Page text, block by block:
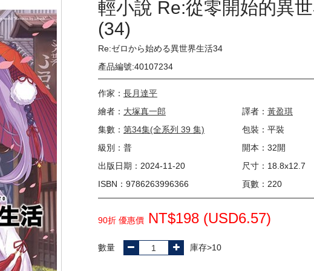
輕小說 Re:從零開始的異
(34)
Re:ゼロから始める異世界生活34
產品編號:40107234
作家： 長月達平
繪者： 大塚真一郎 譯者： 黃盈琪
集數： 第34集(全系列 39 集)
包裝：平裝
級別：普
開本：32開
出版日期：2024-11-20
尺寸：18.8x12.7
ISBN：9786263996366
頁數：220
90折 優惠價 NT$198 (USD6.57)
數量 庫存>10